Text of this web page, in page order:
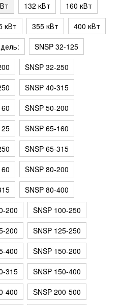
132 кВт
160 кВт
кВт 355 кВт
400 кВт
SNSP 32-125
SNSP 32-250
SNSP 40-315
SNSP 50-200
SNSP 65-160
SNSP 65-315
SNSP 80-200
SNSP 80-400
200
SNSP 100-250
200
SNSP 125-250
400
SNSP 150-200
315
SNSP 150-400
400 SNSP 200-500